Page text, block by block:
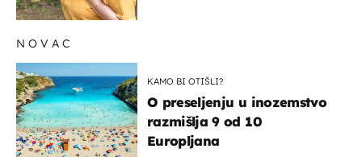
NOVAC
KAMO BI OTIŠLI?
O preseljenju u inozemstvo
razmišlja 9 od 10
Europljana